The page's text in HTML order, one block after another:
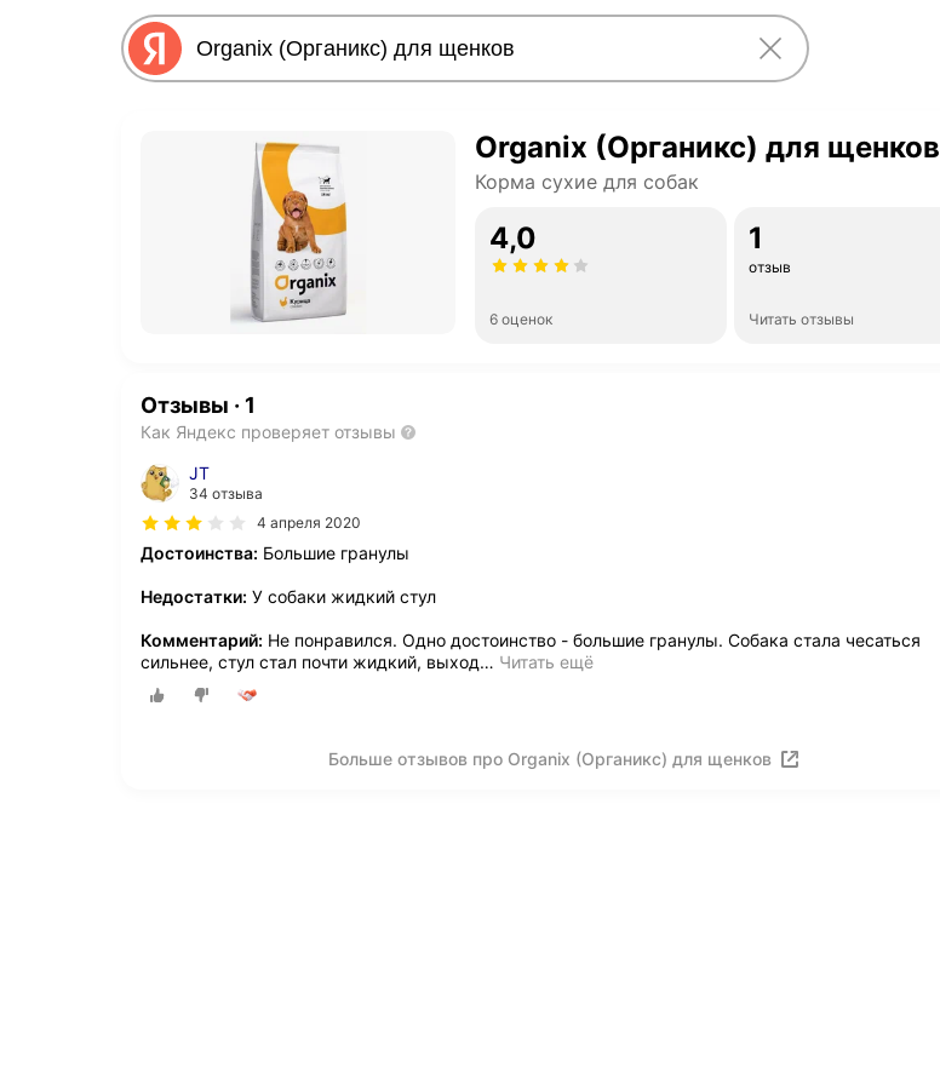
Organix (Органикс) для щенков
Корма сухие для собак
4,0
6 оценок
1
отзыв
Читать отзывы
Отзывы · 1
Как Яндекс проверяет отзывы
JT
34 отзыва
4 апреля 2020
Достоинства: Большие гранулы
Недостатки: У собаки жидкий стул
Комментарий: Не понравился. Одно достоинство - большие гранулы. Собака стала чесаться
сильнее, стул стал почти жидкий, выход… Читать ещё
Больше отзывов про Organix (Органикс) для щенков